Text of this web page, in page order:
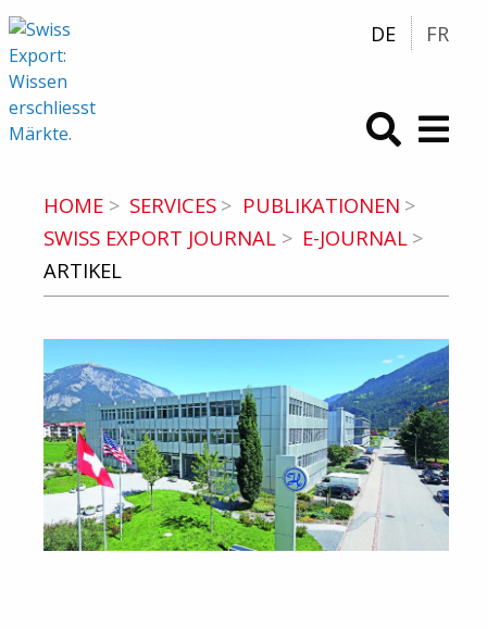
DE FR
HOME SERVICES
PUBLIKATIONEN
SWISS EXPORT JOURNAL
E-JOURNAL
ARTIKEL